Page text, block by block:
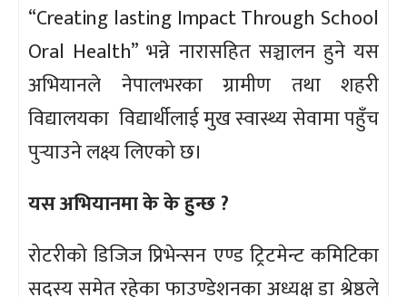
“Creating lasting Impact Through School
Oral Health” भन्ने नारासहित सञ्चालन हुने यस
अभियानले नेपालभरका ग्रामीण तथा शहरी
विद्यालयका विद्यार्थीलाई मुख स्वास्थ्य सेवामा पहुँच
पुर्‍याउने लक्ष्य लिएको छ।
यस अभियानमा के के हुन्छ ?
रोटरीको डिजिज प्रिभेन्सन एण्ड ट्रिटमेन्ट कमिटिका
सदस्य समेत रहेका फाउण्डेशनका अध्यक्ष डा श्रेष्ठले